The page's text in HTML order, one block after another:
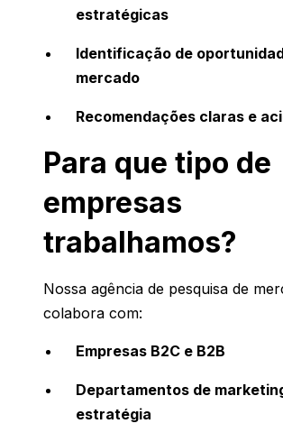
estratégicas
Identificação de
mercado
Recomendações claras e
Para que tipo de
empresas
trabalhamos?
Nossa agência de pesquisa de
colabora com:
Empresas B2C e B2B
Departamentos de
estratégia